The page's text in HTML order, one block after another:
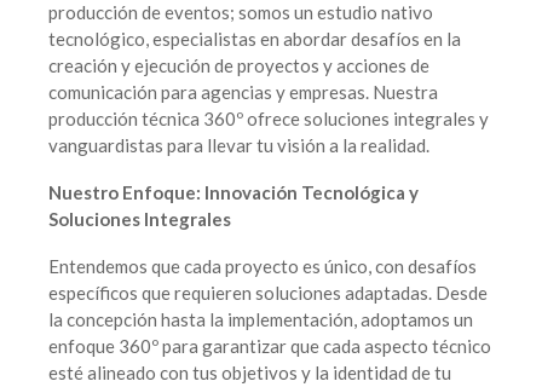
producción de eventos; somos un estudio nativo
tecnológico, especialistas en abordar desafíos en la
creación y ejecución de proyectos y acciones de
comunicación para agencias y empresas. Nuestra
producción técnica 360º ofrece soluciones integrales y
vanguardistas para llevar tu visión a la realidad.
Nuestro Enfoque: Innovación Tecnológica y
Soluciones Integrales
Entendemos que cada proyecto es único, con desafíos
específicos que requieren soluciones adaptadas. Desde
la concepción hasta la implementación, adoptamos un
enfoque 360º para garantizar que cada aspecto técnico
esté alineado con tus objetivos y la identidad de tu